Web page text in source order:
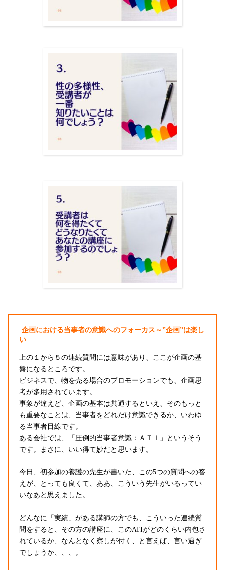
企画における当事者の意識へのフォーカス～”企画”は楽し
い
上の１から５の連続質問には意味があり、ここが企画の基
盤になるところです。
ビジネスで、物を売る場合のプロモーションでも、企画思
考が多用されています。
事象が違えど、企画の基本は共通するといえ、そのもっと
も重要なことは、当事者をどれだけ意識できるか、いわゆ
る当事者目線です。
ある会社では、「圧倒的当事者意識：ＡＴＩ」というそう
です。まさに、いい得て妙だと思います。
今日、初参加の養護の先生が書いた、この5つの質問への答
えが、とっても良くて、ああ、こういう先生がいるってい
いなあと思えました。
どんなに「実績」がある講師の方でも、こういった連続質
問をすると、その方の講座に、このATIがどのくらい内包さ
れているか、なんとなく察しが付く、と言えば、言い過ぎ
でしょうか、、、。